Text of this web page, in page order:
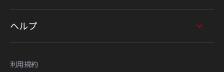
ヘルプ
利用規約